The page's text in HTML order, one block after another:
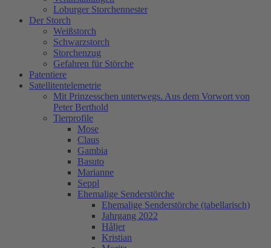
Loburger Storchennester
Der Storch
Weißstorch
Schwarzstorch
Storchenzug
Gefahren für Störche
Patentiere
Satellitentelemetrie
Mit Prinzesschen unterwegs. Aus dem Vorwort von
Peter Berthold
Tierprofile
Mose
Claus
Gambia
Basuto
Marianne
Seppl
Ehemalige Senderstörche
Ehemalige Senderstörche (tabellarisch)
Jahrgang 2022
Håljer
Kristian